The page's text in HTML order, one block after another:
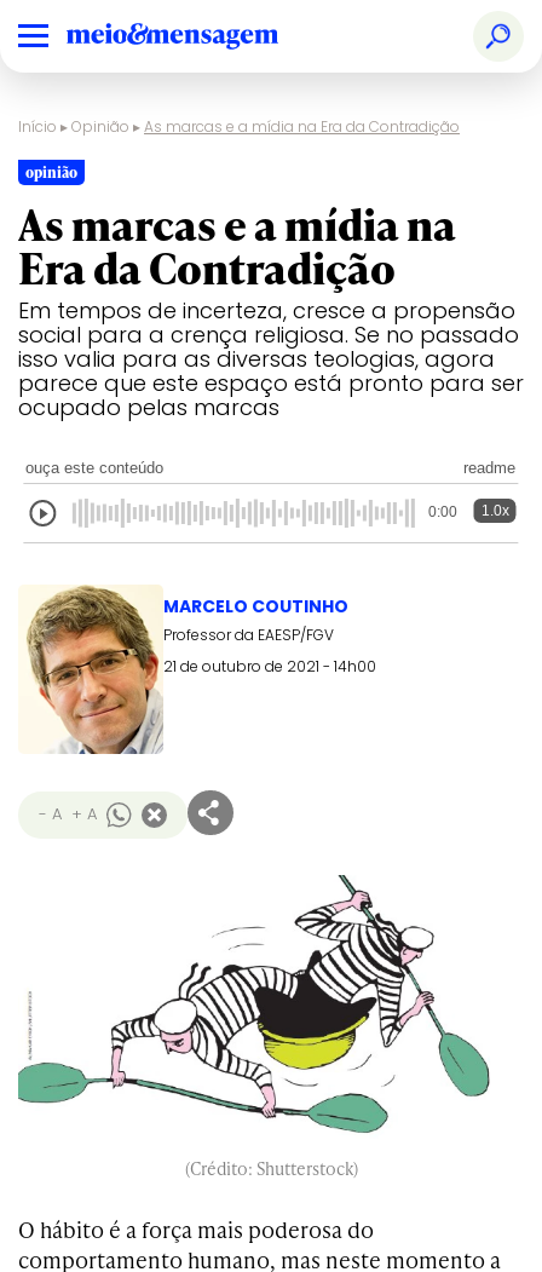
Início ▸Opinião ▸As marcas e a mídia na Era da Contradição
opinião
As marcas e a mídia na
Era da Contradição
Em tempos de incerteza, cresce a propensão
social para a crença religiosa. Se no passado
isso valia para as diversas teologias, agora
parece que este espaço está pronto para ser
ocupado pelas marcas
ouça este conteúdo readme
0:00 1.0x
MARCELO COUTINHO
Professor da EAESP/FGV
21 de outubro de 2021 - 14h00
- A + A
(Crédito: Shutterstock)
O hábito é a força mais poderosa do
comportamento humano, mas neste momento a